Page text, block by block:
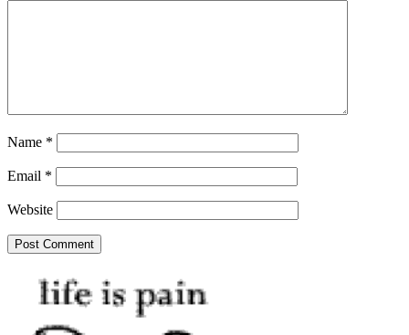
Name *
Email *
Website